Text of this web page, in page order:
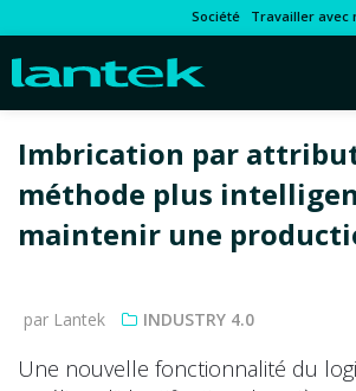
Société Travailler avec
Imbrication par
méthode plus
maintenir une
par Lantek INDUSTRY 4.0
Une nouvelle fonctionnalité du